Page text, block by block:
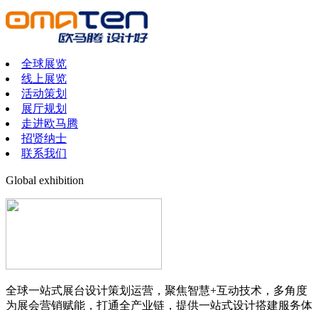
全球展览
线上展览
活动策划
展厅规划
走进欧马腾
招贤纳士
联系我们
Global exhibition
全球一站式展台设计策划运营，聚焦智慧+互动技术，多角度
为展会营销赋能，打通全产业链，提供一站式设计搭建服务体